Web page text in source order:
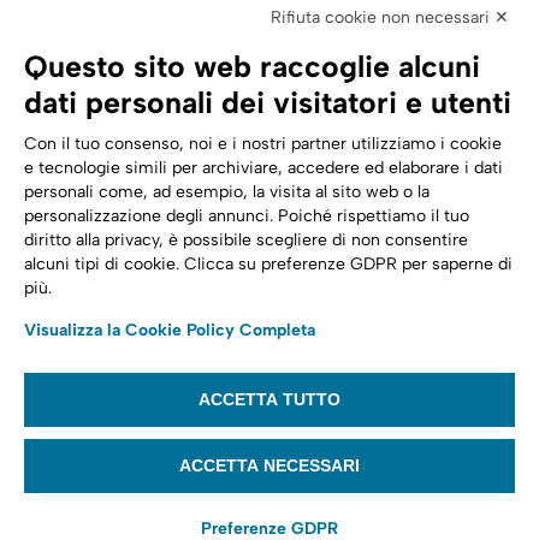
Sicurezza Digitale
Cloud
Trasformazione digitale
Energia
Telecomunicazioni
Automotive
Seguici su:
© 2022,Tinexta Infocert S.p.A.– P.IVA 07945211006 – Cap. Sociale €
22.117.536 – REA RM 1064345 – Sede legale: Piazzale Flaminio 1/B, 00196 –
Website privacy policy Cookie policy
Rifiuta cookie non necessari ✕
Questo sito web raccoglie alcuni
dati personali dei visitatori e utenti
Con il tuo consenso, noi e i nostri partner utilizziamo i cookie
e tecnologie simili per archiviare, accedere ed elaborare i dati
personali come, ad esempio, la visita al sito web o la
personalizzazione degli annunci. Poiché rispettiamo il tuo
diritto alla privacy, è possibile scegliere di non consentire
alcuni tipi di cookie. Clicca su preferenze GDPR per saperne di
più.
Visualizza la Cookie Policy Completa
ACCETTA TUTTO
ACCETTA NECESSARI
Preferenze GDPR